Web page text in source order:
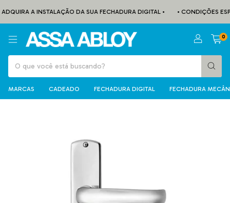
A INSTALAÇÃO DA SUA FECHADURA DIGITAL • • CONDIÇÕES
0
MARCAS CADEADO FECHADURA DIGITAL FECHADURA